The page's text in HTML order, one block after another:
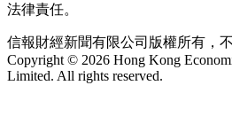
法律責任。
信報財經新聞有限公司版權所有，不
Copyright © 2026 Hong Kong
Limited. All rights reserved.